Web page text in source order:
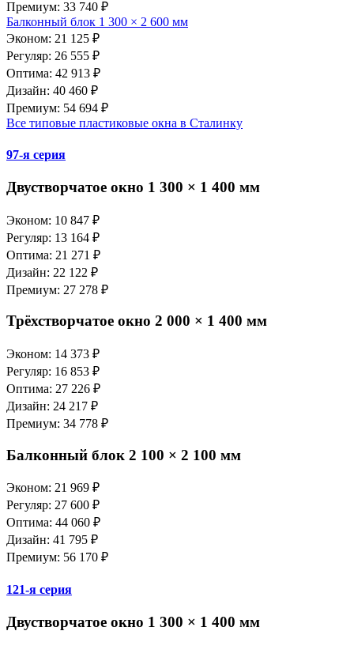
Премиум: 33 740 ₽
Балконный блок 1 300 × 2 600 мм
Эконом: 21 125 ₽
Регуляр: 26 555 ₽
Оптима: 42 913 ₽
Дизайн: 40 460 ₽
Премиум: 54 694 ₽
Все типовые пластиковые окна в Сталинку
97-я серия
Двустворчатое окно 1 300 × 1 400 мм
Эконом: 10 847 ₽
Регуляр: 13 164 ₽
Оптима: 21 271 ₽
Дизайн: 22 122 ₽
Премиум: 27 278 ₽
Трёхстворчатое окно 2 000 × 1 400 мм
Эконом: 14 373 ₽
Регуляр: 16 853 ₽
Оптима: 27 226 ₽
Дизайн: 24 217 ₽
Премиум: 34 778 ₽
Балконный блок 2 100 × 2 100 мм
Эконом: 21 969 ₽
Регуляр: 27 600 ₽
Оптима: 44 060 ₽
Дизайн: 41 795 ₽
Премиум: 56 170 ₽
121-я серия
Двустворчатое окно 1 300 × 1 400 мм